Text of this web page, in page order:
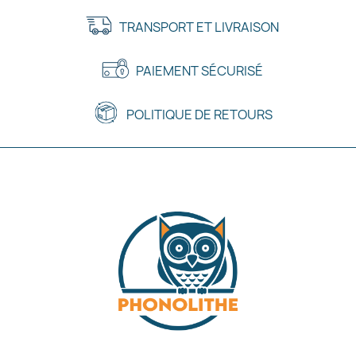
TRANSPORT ET LIVRAISON
PAIEMENT SÉCURISÉ
POLITIQUE DE RETOURS